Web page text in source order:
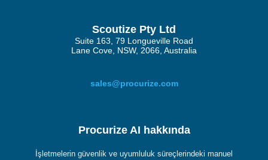
Scoutize Pty Ltd
Suite 163, 79 Longueville Road
Lane Cove, NSW, 2066, Australia
sales@procurize.com
Procurize AI hakkında
İşletmelerin güvenlik ve uyumluluk süreçlerindeki manuel